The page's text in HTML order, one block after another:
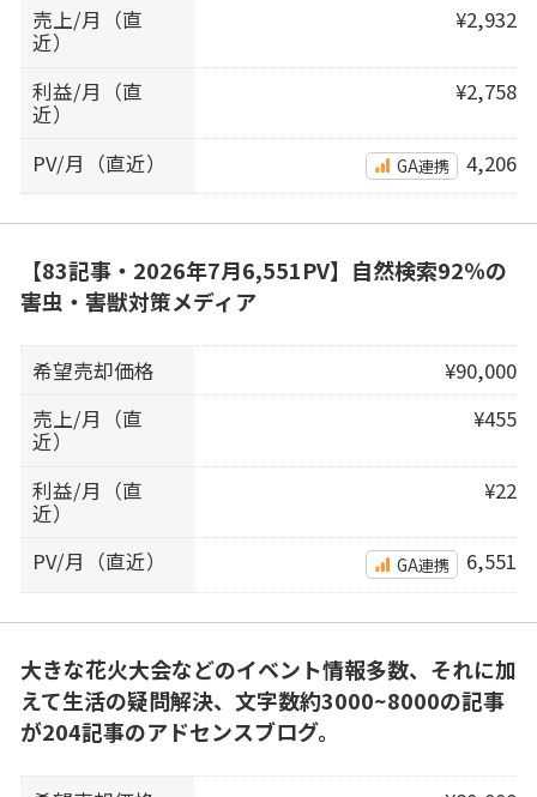
売上/月（直
近）
¥2,932
利益/月（直
近）
¥2,758
PV/月（直近） GA連携 4,206
【83記事・2026年7月6,551PV】自然検索92％の
害虫・害獣対策メディア
希望売却価格
¥90,000
売上/月（直
近）
¥455
利益/月（直
近）
¥22
PV/月（直近） GA連携 6,551
大きな花火大会などのイベント情報多数、それに加
えて生活の疑問解決、文字数約3000~8000の記事
が204記事のアドセンスブログ。